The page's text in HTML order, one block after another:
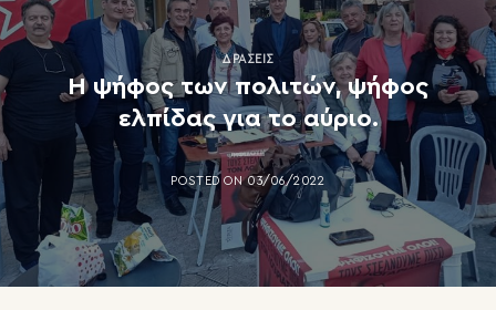
ΔΡΆΣΕΙΣ
Η ψήφος των πολιτών, ψήφος
ελπίδας για το αύριο.
POSTED ON03/06/2022